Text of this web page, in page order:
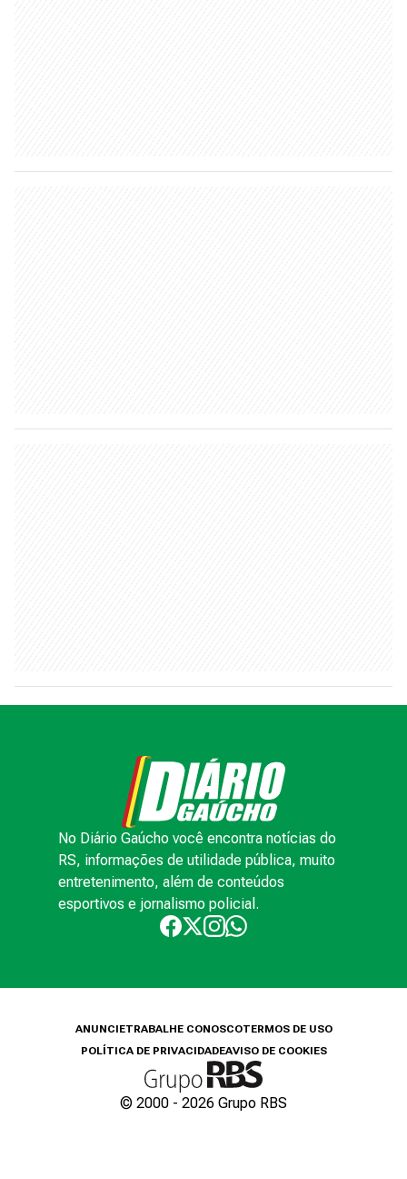
No Diário Gaúcho você encontra notícias do
RS, informações de utilidade pública, muito
entretenimento, além de conteúdos
esportivos e jornalismo policial.
ANUNCIETRABALHE CONOSCOTERMOS DE USO
POLÍTICA DE PRIVACIDADEAVISO DE COOKIES
© 2000 - 2026 Grupo RBS